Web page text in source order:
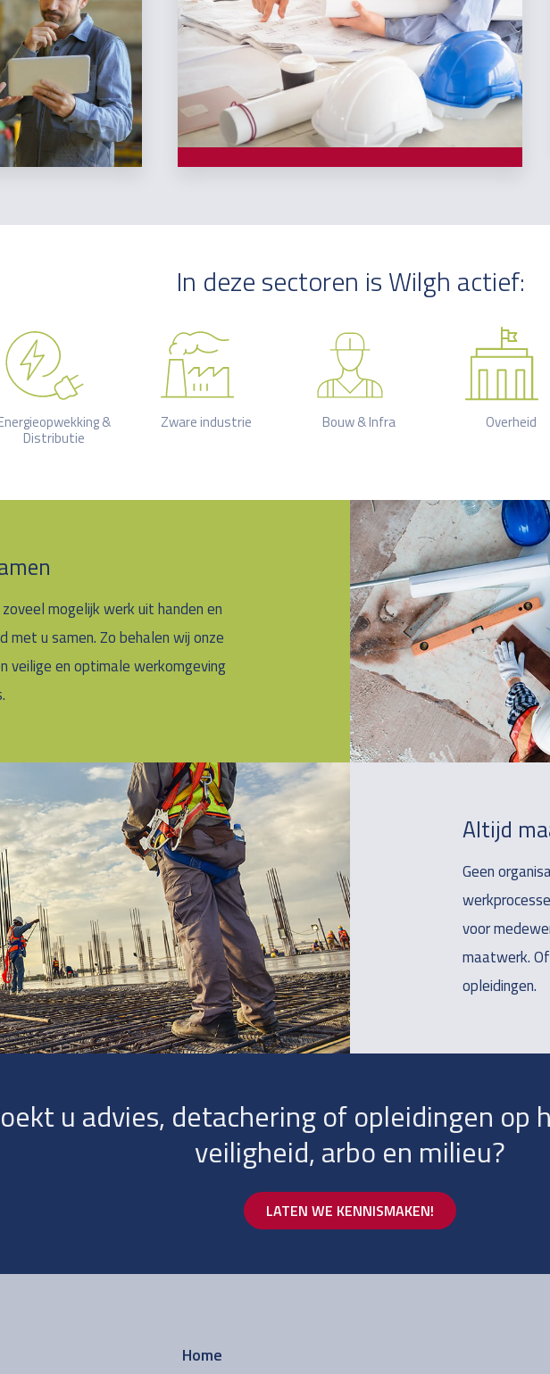
In deze sectoren is Wilgh actief:
&
Distributie
Zware industrie Bouw & Infra Overheid
mogelijk werk uit handen en
met u samen. Zo behalen wij onze
veilige en optimale werkomgeving
Altijd
Geen
voor
maatwerk.
opleidingen.
u advies, detachering of opleidingen op
veiligheid, arbo en milieu?
LATEN WE KENNISMAKEN!
Home